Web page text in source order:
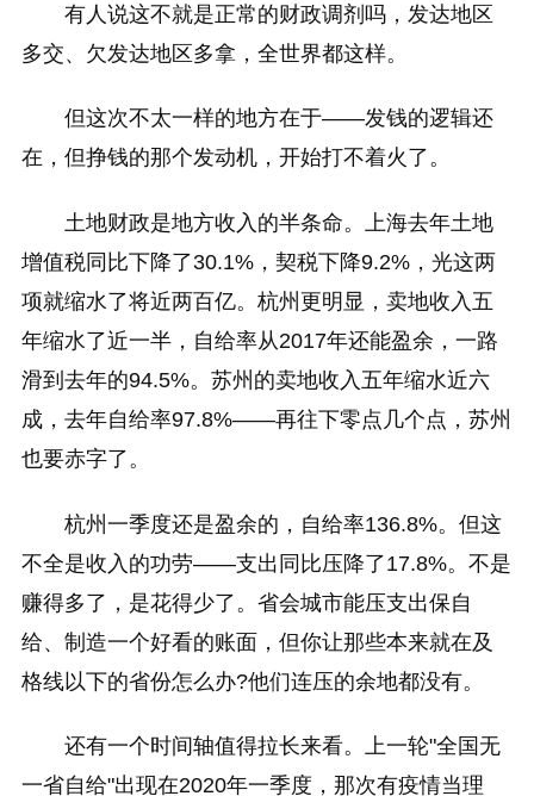
有人说这不就是正常的财政调剂吗，发达地区
多交、欠发达地区多拿，全世界都这样。
但这次不太一样的地方在于——发钱的逻辑还
在，但挣钱的那个发动机，开始打不着火了。
土地财政是地方收入的半条命。上海去年土地
增值税同比下降了30.1%，契税下降9.2%，光这两
项就缩水了将近两百亿。杭州更明显，卖地收入五
年缩水了近一半，自给率从2017年还能盈余，一路
滑到去年的94.5%。苏州的卖地收入五年缩水近六
成，去年自给率97.8%——再往下零点几个点，苏州
也要赤字了。
杭州一季度还是盈余的，自给率136.8%。但这
不全是收入的功劳——支出同比压降了17.8%。不是
赚得多了，是花得少了。省会城市能压支出保自
给、制造一个好看的账面，但你让那些本来就在及
格线以下的省份怎么办?他们连压的余地都没有。
还有一个时间轴值得拉长来看。上一轮"全国无
一省自给"出现在2020年一季度，那次有疫情当理